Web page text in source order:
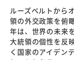
ルーズベルトから
領の外交政策を俯
年は、世界の未来
大統領の個性を反
く国家のアイデン